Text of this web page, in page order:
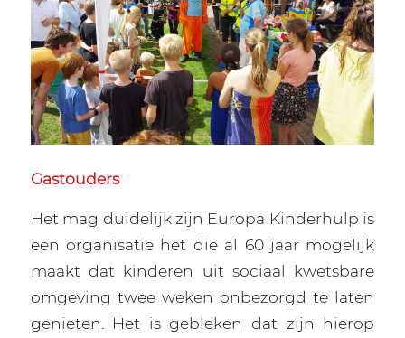
Gastouders
Het mag duidelijk zijn Europa Kinderhulp is
een organisatie het die al 60 jaar mogelijk
maakt dat kinderen uit sociaal kwetsbare
omgeving twee weken onbezorgd te laten
genieten. Het is gebleken dat zijn hierop